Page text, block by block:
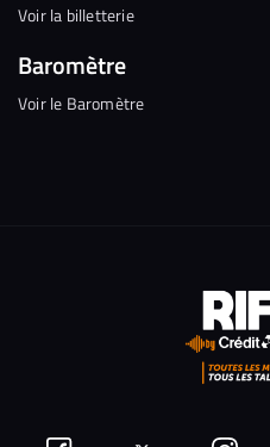
Voir la billetterie
Baromètre
Voir le Baromètre